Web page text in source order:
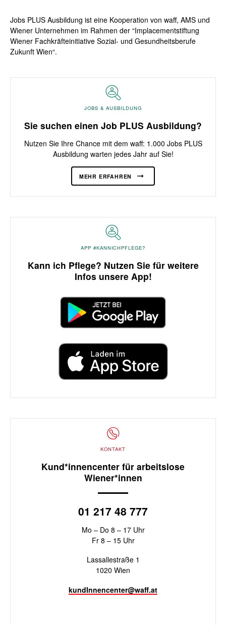
Jobs PLUS Ausbildung ist eine Kooperation von waff, AMS und
Wiener Unternehmen im Rahmen der “Implacementstiftung
Wiener Fachkräfteinitiative Sozial- und Gesundheitsberufe
Zukunft Wien“.
JOBS & AUSBILDUNG
Sie suchen einen Job PLUS Ausbildung?
Nutzen Sie Ihre Chance mit dem waff: 1.000 Jobs PLUS
Ausbildung warten jedes Jahr auf Sie!
MEHR ERFAHREN
APP #KANNICHPFLEGE?
Kann ich Pflege? Nutzen Sie für weitere
Infos unsere App!
KONTAKT
Kund*innencenter für arbeitslose
Wiener*innen
01 217 48 777
Mo – Do 8 – 17 Uhr
Fr 8 – 15 Uhr
Lassallestraße 1
1020 Wien
kundInnencenter@waff.at